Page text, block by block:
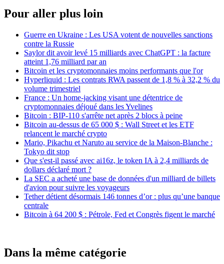
Pour aller plus loin
Guerre en Ukraine : Les USA votent de nouvelles sanctions
contre la Russie
Saylor dit avoir levé 15 milliards avec ChatGPT : la facture
atteint 1,76 milliard par an
Bitcoin et les cryptomonnaies moins performants que l'or
Hyperliquid : Les contrats RWA passent de 1,8 % à 32,2 % du
volume trimestriel
France : Un home-jacking visant une détentrice de
cryptomonnaies déjoué dans les Yvelines
Bitcoin : BIP-110 s'arrête net après 2 blocs à peine
Bitcoin au-dessus de 65 000 $ : Wall Street et les ETF
relancent le marché crypto
Mario, Pikachu et Naruto au service de la Maison-Blanche :
Tokyo dit stop
Que s'est-il passé avec ai16z, le token IA à 2,4 milliards de
dollars déclaré mort ?
La SEC a acheté une base de données d'un milliard de billets
d'avion pour suivre les voyageurs
Tether détient désormais 146 tonnes d’or : plus qu’une banque
centrale
Bitcoin à 64 200 $ : Pétrole, Fed et Congrès figent le marché
Dans la même catégorie